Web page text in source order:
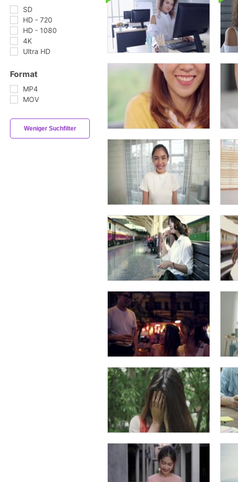
SD
HD - 720
HD - 1080
4K
Ultra HD
Format
MP4
MOV
Weniger Suchfilter